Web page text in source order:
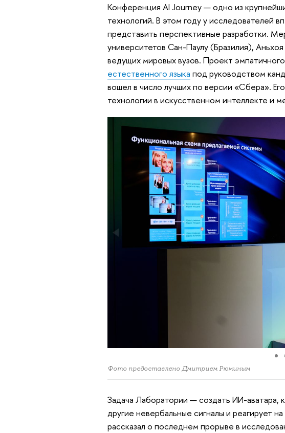
Конференция AI Journey — одно из
технологий. В этом году у исследователей
представить перспективные разработки.
университетов Сан-Паулу (Бразилия),
ведущих мировых вузов. Проект
естественного языка под руководством
вошел в число лучших по версии «Сбера».
технологии в искусственном интеллекте и
Фото предоставлено Дмитрием Рюминым
Задача Лаборатории — создать ИИ-аватара,
другие невербальные сигналы и реагирует
рассказал о последнем прорыве в